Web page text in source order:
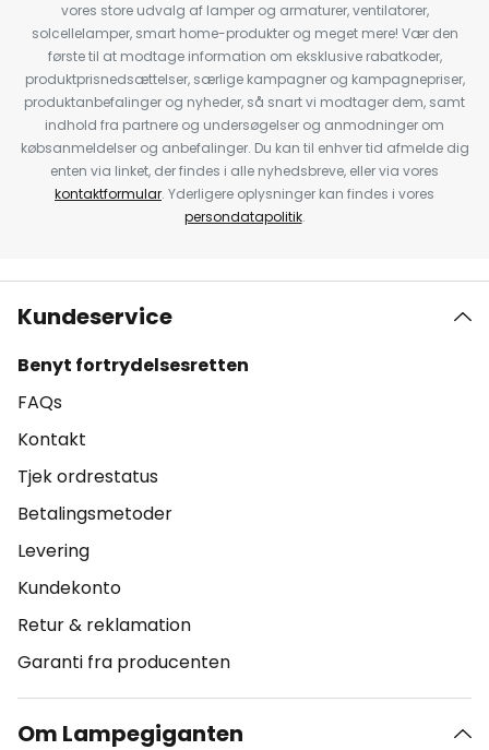
vores store udvalg af lamper og armaturer, ventilatorer,
solcellelamper, smart home-produkter og meget mere! Vær den
første til at modtage information om eksklusive rabatkoder,
produktprisnedsættelser, særlige kampagner og kampagnepriser,
produktanbefalinger og nyheder, så snart vi modtager dem, samt
indhold fra partnere og undersøgelser og anmodninger om
købsanmeldelser og anbefalinger. Du kan til enhver tid afmelde dig
enten via linket, der findes i alle nyhedsbreve, eller via vores
kontaktformular. Yderligere oplysninger kan findes i vores
persondatapolitik.
Kundeservice
Benyt fortrydelsesretten
FAQs
Kontakt
Tjek ordrestatus
Betalingsmetoder
Levering
Kundekonto
Retur & reklamation
Garanti fra producenten
Om Lampegiganten